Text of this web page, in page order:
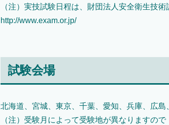
（注）実技試験日程は、財団法人安全衛生技
http://www.exam.or.jp/
試験会場
北海道、宮城、東京、千葉、愛知、兵庫、広島
（注）受験月によって受験地が異なりますの